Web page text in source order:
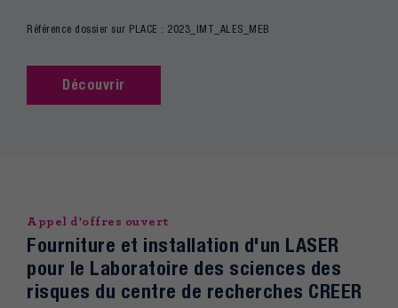
Référence dossier sur PLACE : 2023_IMT_ALES_MEB
Découvrir
Appel d'offres ouvert
Fourniture et installation d'un LASER
pour le Laboratoire des sciences des
risques du centre de recherches CREER